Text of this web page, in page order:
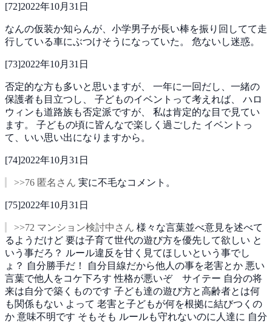
[72]2022年10月31日
なんの仮装か知らんが、小学男子が長い棒を振り回してて走
行している車にぶつけそうになっていた。 危ないし迷惑。
[73]2022年10月31日
否定的な方も多いと思いますが、 一年に一回だし、一緒の
保護者も目立つし、 子どものイベントって考えれば、 ハロ
ウィンも道路族も否定派ですが、 私は肯定的な目で見てい
ます。 子どもの頃に皆んなで楽しく過ごした イベントっ
て、いい思い出になりますから。
[74]2022年10月31日
>>76 匿名さん 実に不毛なコメント。
[75]2022年10月31日
>>72 マンション検討中さん 様々な言葉並べ意見を述べて
るようだけど 要は子育て世代の遊び方を優先して欲しい と
いう事だろ？ ルール違反を甘く見てほしいという事でし
ょ？ 自分勝手だ！ 自分目線だから他人の事を老害とか 悪い
言葉で他人をコケ下ろす性格が悪いぞ サイテー 自分の将
来は自分で築くものです 子ども達の遊び方と高齢者とは何
も関係もない よって 老害と子どもが何を根拠に結びつくの
か 意味不明です そもそも ルールも守れないのに人達に 自分